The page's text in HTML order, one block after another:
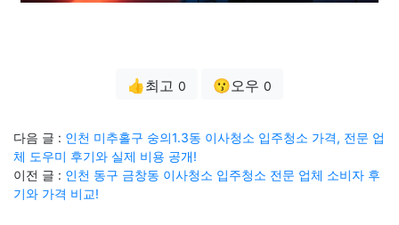
👍최고 0 😗오우 0
다음 글 : 인천 미추홀구 숭의1.3동 이사청소 입주청소 가격, 전문 업
체 도우미 후기와 실제 비용 공개!
이전 글 : 인천 동구 금창동 이사청소 입주청소 전문 업체 소비자 후
기와 가격 비교!